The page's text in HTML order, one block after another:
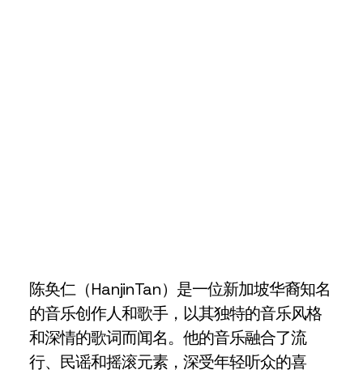
陈奂仁（HanjinTan）是一位新加坡华裔知名
的音乐创作人和歌手，以其独特的音乐风格
和深情的歌词而闻名。他的音乐融合了流
行、民谣和摇滚元素，深受年轻听众的喜